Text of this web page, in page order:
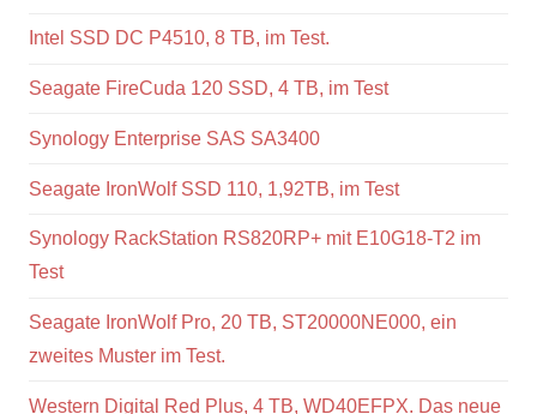
Intel SSD DC P4510, 8 TB, im Test.
Seagate FireCuda 120 SSD, 4 TB, im Test
Synology Enterprise SAS SA3400
Seagate IronWolf SSD 110, 1,92TB, im Test
Synology RackStation RS820RP+ mit E10G18-T2 im
Test
Seagate IronWolf Pro, 20 TB, ST20000NE000, ein
zweites Muster im Test.
Western Digital Red Plus, 4 TB, WD40EFPX. Das neue